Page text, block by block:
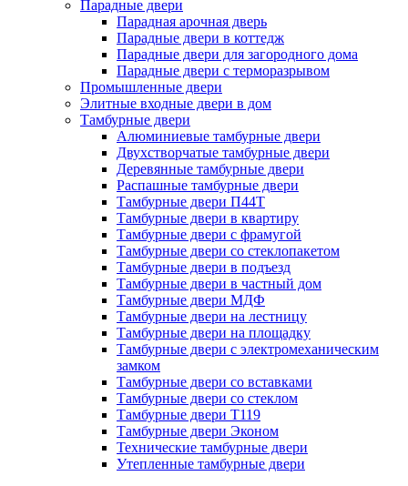
Парадные двери
Парадная арочная дверь
Парадные двери в коттедж
Парадные двери для загородного дома
Парадные двери с терморазрывом
Промышленные двери
Элитные входные двери в дом
Тамбурные двери
Алюминиевые тамбурные двери
Двухстворчатые тамбурные двери
Деревянные тамбурные двери
Распашные тамбурные двери
Тамбурные двери П44Т
Тамбурные двери в квартиру
Тамбурные двери с фрамугой
Тамбурные двери со стеклопакетом
Тамбурные двери в подъезд
Тамбурные двери в частный дом
Тамбурные двери МДФ
Тамбурные двери на лестницу
Тамбурные двери на площадку
Тамбурные двери с электромеханическим
замком
Тамбурные двери со вставками
Тамбурные двери со стеклом
Тамбурные двери Т119
Тамбурные двери Эконом
Технические тамбурные двери
Утепленные тамбурные двери